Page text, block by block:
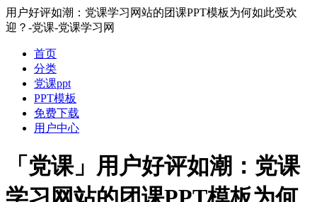
用户好评如潮：党课学习网站的团课PPT模板为何如此受欢
迎？-党课-党课学习网
首页
分类
党课ppt
PPT模板
免费下载
用户中心
「党课」用户好评如潮：党课